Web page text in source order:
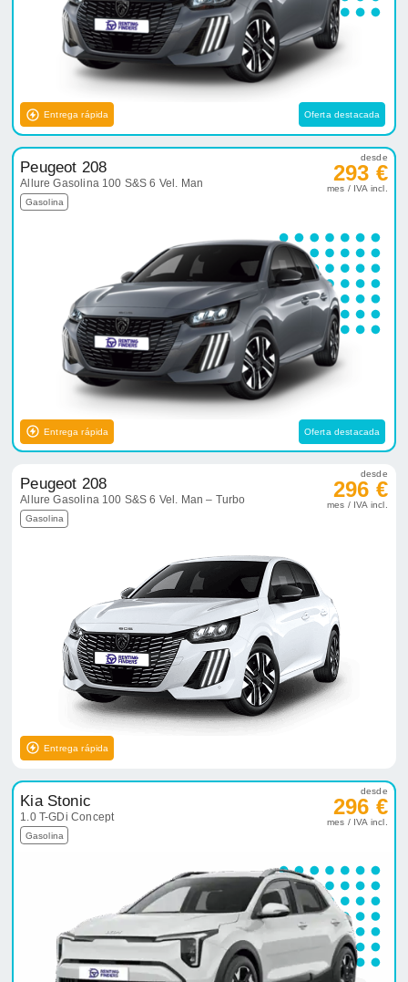
Entrega rápida Oferta destacada
Peugeot 208
Allure Gasolina 100 S&S 6 Vel. Man
Gasolina
desde
293 €
mes / IVA incl.
Entrega rápida Oferta destacada
Peugeot 208
Allure Gasolina 100 S&S 6 Vel. Man – Turbo
Gasolina
desde
296 €
mes / IVA incl.
Entrega rápida
Kia Stonic
1.0 T-GDi Concept
Gasolina
desde
296 €
mes / IVA incl.